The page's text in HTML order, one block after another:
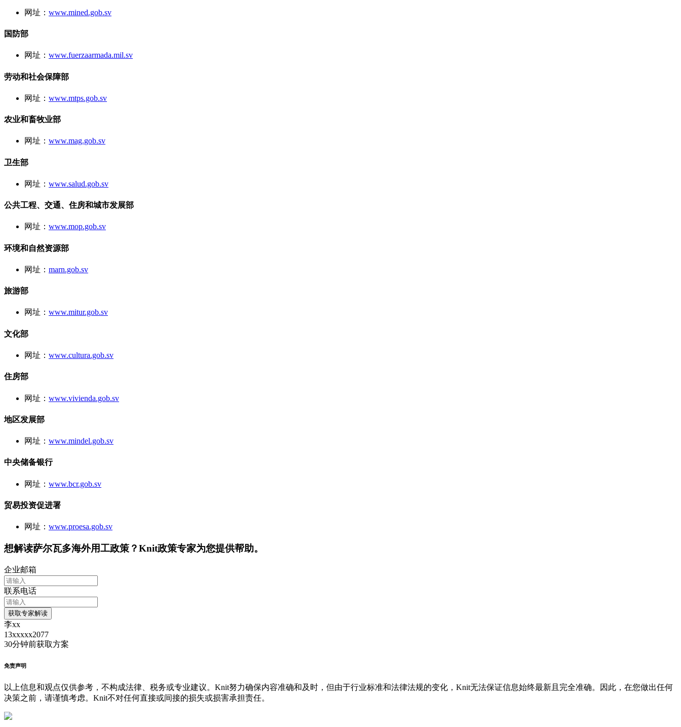
网址： www.mined.gob.sv
国防部
网址： www.fuerzaarmada.mil.sv
劳动和社会保障部
网址： www.mtps.gob.sv
农业和畜牧业部
网址： www.mag.gob.sv
卫生部
网址： www.salud.gob.sv
公共工程、交通、住房和城市发展部
网址： www.mop.gob.sv
环境和自然资源部
网址： marn.gob.sv
旅游部
网址： www.mitur.gob.sv
文化部
网址： www.cultura.gob.sv
住房部
网址： www.vivienda.gob.sv
地区发展部
网址： www.mindel.gob.sv
中央储备银行
网址： www.bcr.gob.sv
贸易投资促进署
网址： www.proesa.gob.sv
想解读萨尔瓦多海外用工政策？Knit政策专家为您提供帮助。
企业邮箱
联系电话
获取专家解读
李xx
13xxxxx2077
30分钟前获取方案
免责声明
以上信息和观点仅供参考，不构成法律、税务或专业建议。Knit努力确保内容准确和及时，但由于行业标准和法律法规的变化，Knit无法保证信息始终最新且完全准确。因此，在您做出任何
决策之前，请谨慎考虑。Knit不对任何直接或间接的损失或损害承担责任。